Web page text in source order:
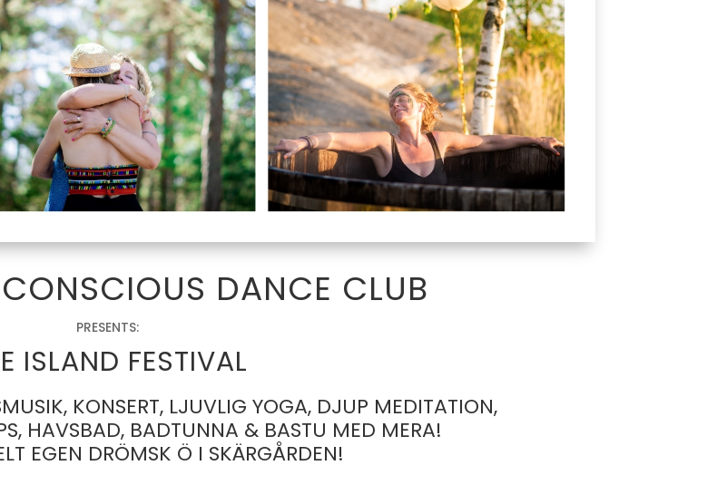
DANCE CLUB
PRESENTS:
ISLAND FESTIVAL
KONSERT, LJUVLIG YOGA, DJUP MEDITATION,
HAVSBAD, BADTUNNA & BASTU MED MERA!
EGEN DRÖMSK Ö I SKÄRGÅRDEN!